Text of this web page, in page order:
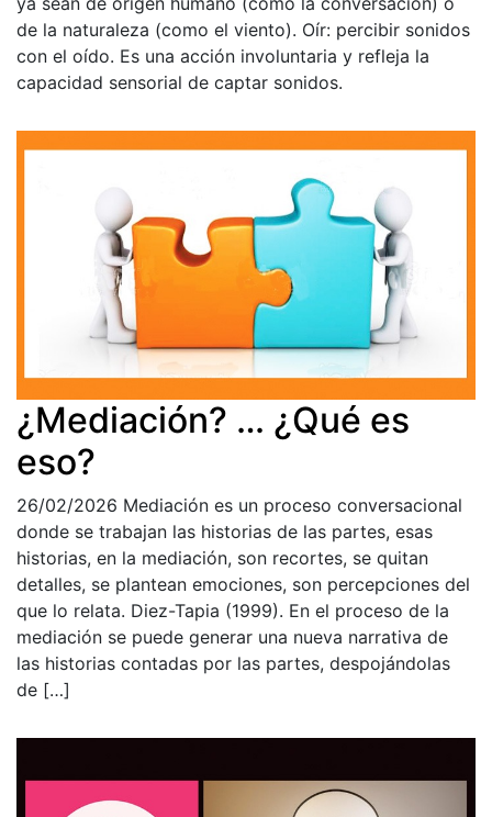
de la naturaleza (como el viento). Oír: percibir sonidos
con el oído. Es una acción involuntaria y refleja la
capacidad sensorial de captar sonidos.
¿Mediación? … ¿Qué es
eso?
26/02/2026 Mediación es un proceso conversacional
donde se trabajan las historias de las partes, esas
historias, en la mediación, son recortes, se quitan
detalles, se plantean emociones, son percepciones del
que lo relata. Diez-Tapia (1999). En el proceso de la
mediación se puede generar una nueva narrativa de
las historias contadas por las partes, despojándolas
de […]